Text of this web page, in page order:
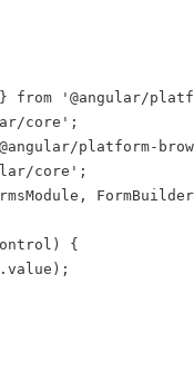
from '@angular/
core';
platform-
core';
{